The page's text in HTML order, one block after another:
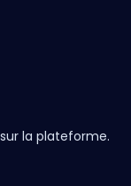
la plateforme.